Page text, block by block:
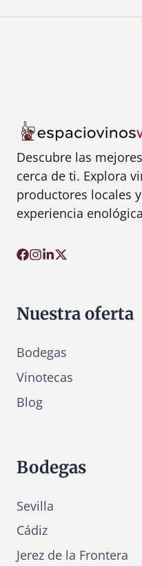
Descubre las
cerca de ti. Explora
productores locales
experiencia
Nuestra oferta
Bodegas
Vinotecas
Blog
Bodegas
Sevilla
Cádiz
Jerez de la Frontera